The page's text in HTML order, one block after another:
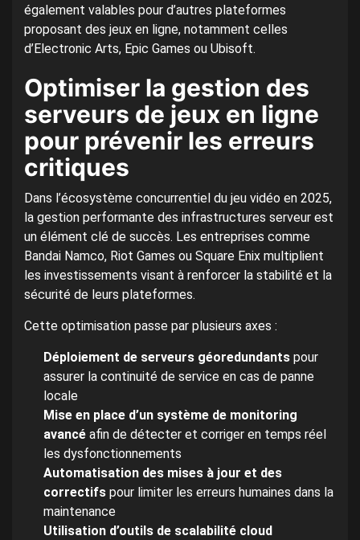
également valables pour d’autres plateformes
proposant des jeux en ligne, notamment celles
d’Electronic Arts, Epic Games ou Ubisoft.
Optimiser la gestion des
serveurs de jeux en ligne
pour prévenir les erreurs
critiques
Dans l’écosystème concurrentiel du jeu vidéo en 2025,
la gestion performante des infrastructures serveur est
un élément clé de succès. Les entreprises comme
Bandai Namco, Riot Games ou Square Enix multiplient
les investissements visant à renforcer la stabilité et la
sécurité de leurs plateformes.
Cette optimisation passe par plusieurs axes :
Déploiement de serveurs géoredundants pour
assurer la continuité de service en cas de panne
locale
Mise en place d’un système de monitoring
avancé afin de détecter et corriger en temps réel
les dysfonctionnements
Automatisation des mises à jour et des
correctifs pour limiter les erreurs humaines dans la
maintenance
Utilisation d’outils de scalabilité cloud